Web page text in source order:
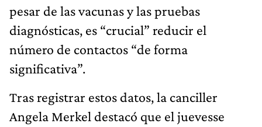
pesar de las vacunas y las pruebas
diagnósticas, es “crucial” reducir el
número de contactos “de forma
significativa”.
Tras registrar estos datos, la canciller
Angela Merkel destacó que el juevesse